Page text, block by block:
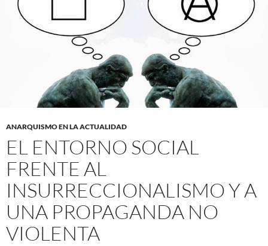
ANARQUISMO EN LA ACTUALIDAD
EL ENTORNO SOCIAL
FRENTE AL
INSURRECCIONALISMO Y A
UNA PROPAGANDA NO
VIOLENTA